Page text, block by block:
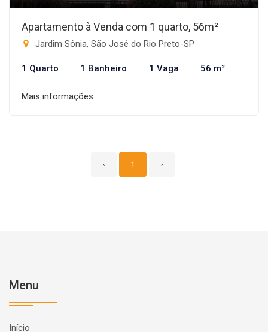
Apartamento à Venda com 1 quarto, 56m²
Jardim Sônia, São José do Rio Preto-SP
1 Quarto 1 Banheiro 1 Vaga 56 m²
Mais informações
‹ 1 ›
Menu
Início